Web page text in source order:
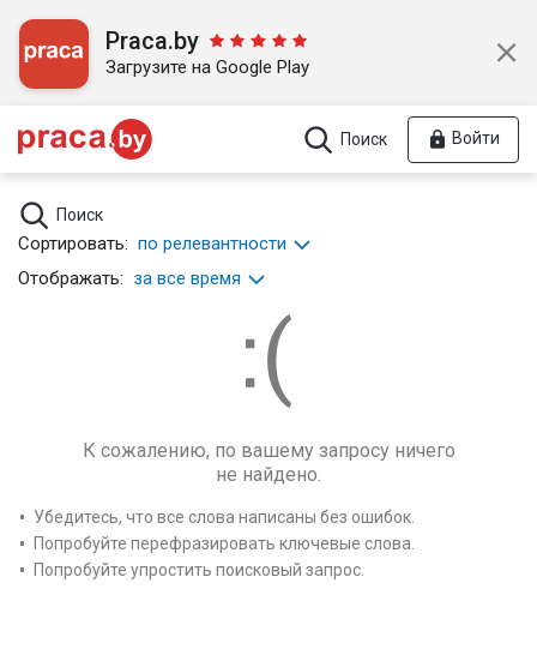
Praca.by
Загрузите на Google Play
Поиск Войти
Поиск
Сортировать: по релевантности
Отображать: за все время
К сожалению, по вашему запросу ничего
не найдено.
Убедитесь, что все слова написаны без ошибок.
Попробуйте перефразировать ключевые слова.
Попробуйте упростить поисковый запрос.